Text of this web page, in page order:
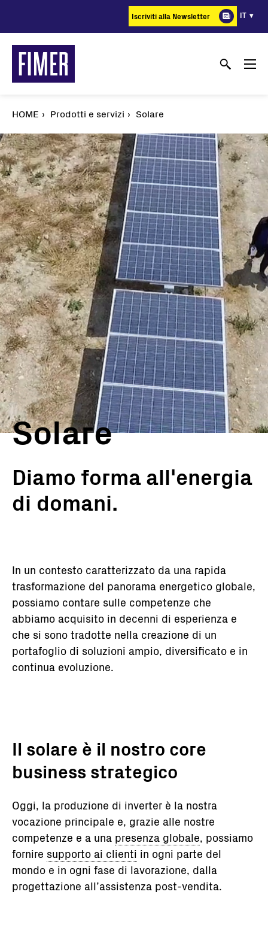
principale
Iscriviti alla Newsletter IT
HOME Prodotti e servizi Solare
Solare
Diamo forma all'energia
di domani.
In un contesto caratterizzato da una rapida
trasformazione del panorama energetico globale,
possiamo contare sulle competenze che
abbiamo acquisito in decenni di esperienza e
che si sono tradotte nella creazione di un
portafoglio di soluzioni ampio, diversificato e in
continua evoluzione.
Il solare è il nostro core
business strategico
Oggi, la produzione di inverter è la nostra
vocazione principale e, grazie alle nostre
competenze e a una presenza globale, possiamo
fornire supporto ai clienti in ogni parte del
mondo e in ogni fase di lavorazione, dalla
progettazione all’assistenza post-vendita.